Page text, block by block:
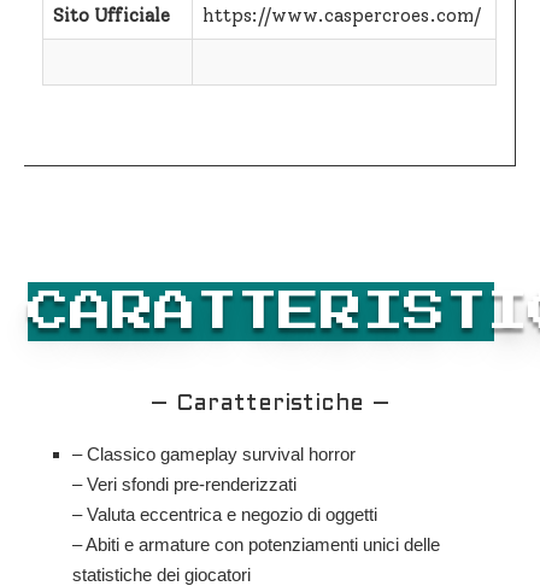
Sito Ufficiale https://www.caspercroes.com/
– Caratteristiche –
– Classico gameplay survival horror
– Veri sfondi pre-renderizzati
– Valuta eccentrica e negozio di oggetti
– Abiti e armature con potenziamenti unici delle
statistiche dei giocatori